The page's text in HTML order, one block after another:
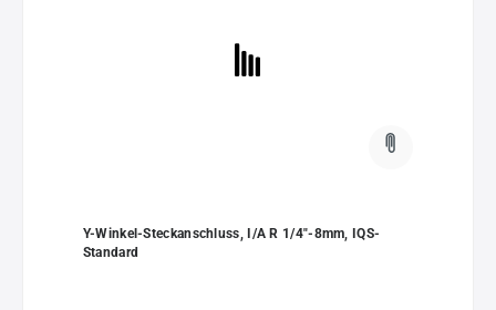
Y-Winkel-Steckanschluss, I/A R 1/4"-8mm, IQS-
Standard